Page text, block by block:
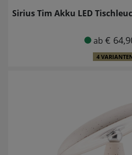
Sirius Tim Akku LED
ab €
4